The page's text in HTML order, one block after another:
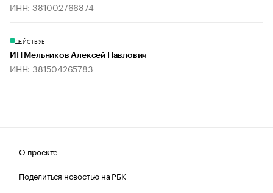
ИНН: 381002766874
ДЕЙСТВУЕТ
ИП Мельников Алексей Павлович
ИНН: 381504265783
О проекте
Поделиться новостью на РБК